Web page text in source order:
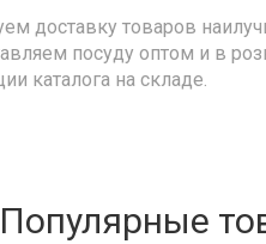
доставку товаров
посуду оптом и в
каталога на складе.
Популярные